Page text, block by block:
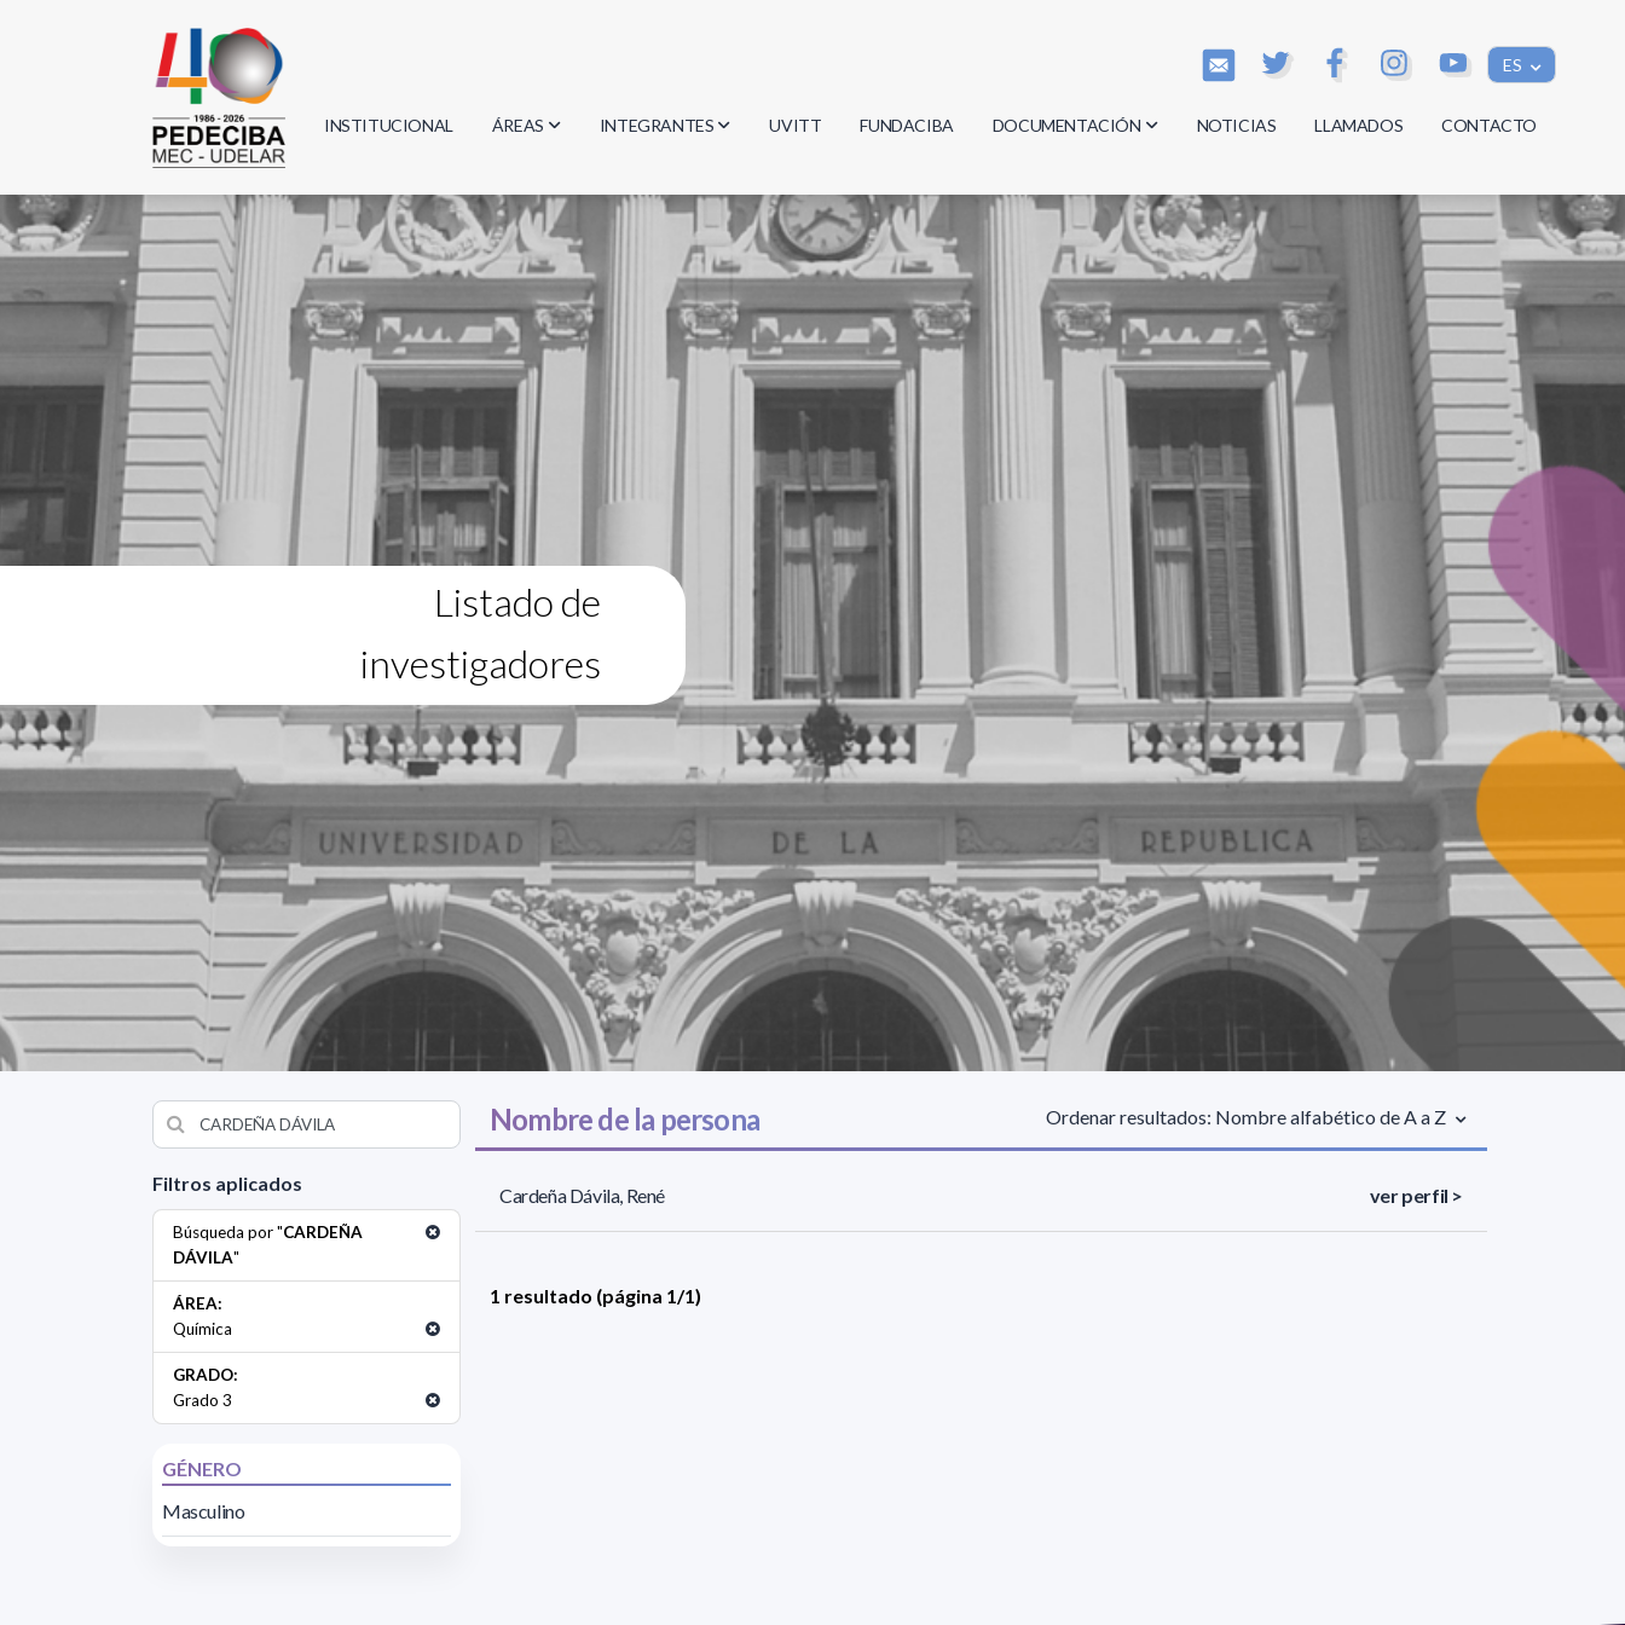
ES
INSTITUCIONAL ÁREAS
Biología
Física
Geociencias
Informática
Matemática
INTEGRANTES
Investigadores
Estudiantes
Egresados
UVITT FUNDACIBA DOCUMENTACIÓN
Actas
Reglamentos
Documentos
NOTICIAS LLAMADOS CONTACTO
Listado de
investigadores
Filtros aplicados
Búsqueda por "CARDEÑA
DÁVILA"
ÁREA:
Química
GRADO:
Grado 3
GÉNERO
Masculino
Nombre de la persona Ordenar resultados: Nombre alfabético de A a Z
Cardeña Dávila, René ver perfil >
1 resultado (página 1/1)